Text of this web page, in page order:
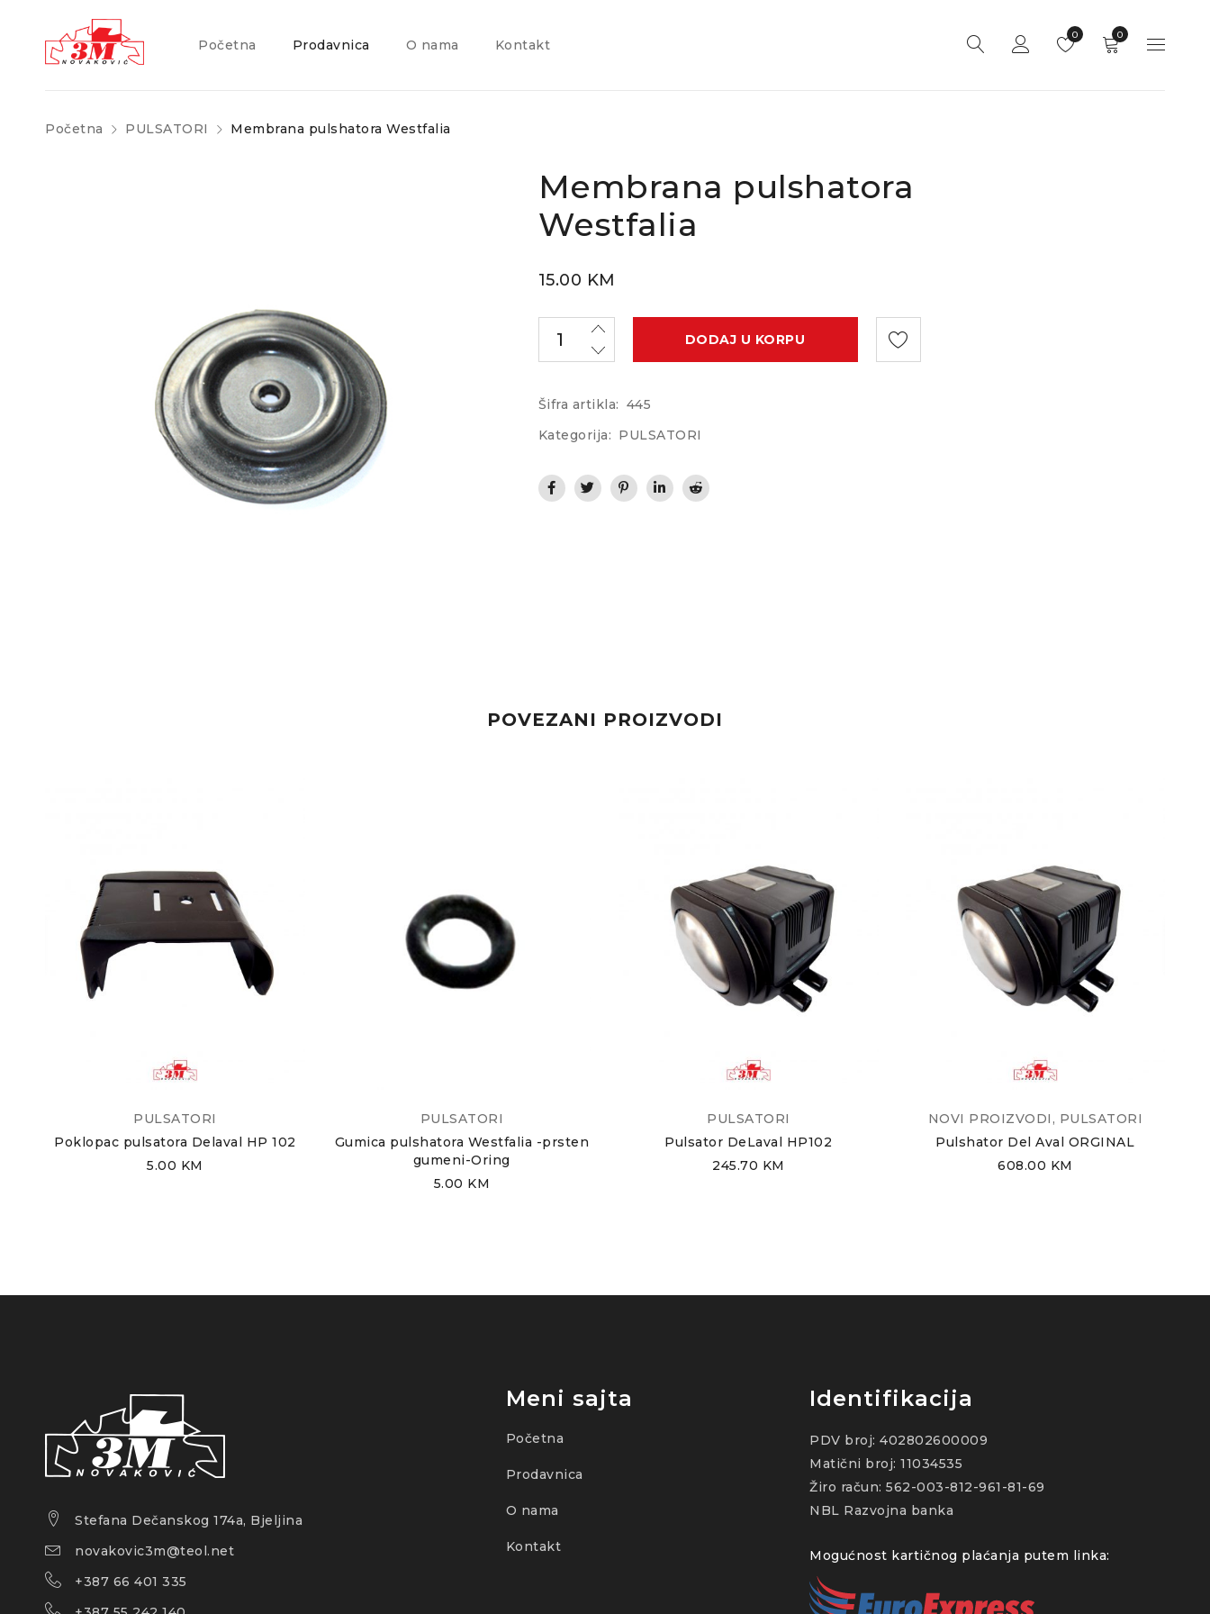
Početna Prodavnica O nama Kontakt
0
0
Početna PULSATORI Membrana pulshatora Westfalia
Membrana pulshatora
Westfalia
15.00 KM
DODAJ U KORPU
Šifra artikla: 445
Kategorija: PULSATORI
POVEZANI PROIZVODI
PULSATORI
Poklopac pulsatora Delaval HP 102
5.00 KM
PULSATORI
Gumica pulshatora Westfalia -prsten
gumeni-Oring
5.00 KM
PULSATORI
Pulsator DeLaval HP102
245.70 KM
NOVI PROIZVODI , PULSATORI
Pulshator Del Aval ORGINAL
608.00 KM
Stefana Dečanskog 174a, Bjeljina
novakovic3m@teol.net
+387 66 401 335
Meni sajta
Početna
Prodavnica
O nama
Kontakt
Identifikacija
PDV broj: 402802600009
Matični broj: 11034535
Žiro račun: 562-003-812-961-81-69
NBL Razvojna banka
Mogućnost kartičnog plaćanja putem linka: